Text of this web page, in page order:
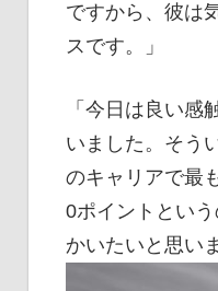
ですから、彼は
スです。」
「今日は良い
いました。そう
のキャリアで最
0ポイントとい
かいたいと思い